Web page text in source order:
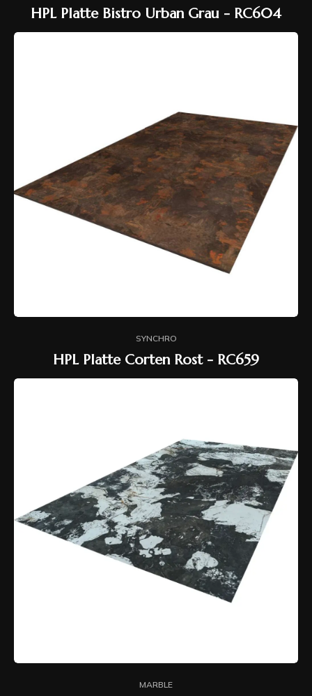
HPL Platte Bistro Urban Grau - RC604
SYNCHRO
HPL Platte Corten Rost - RC659
MARBLE